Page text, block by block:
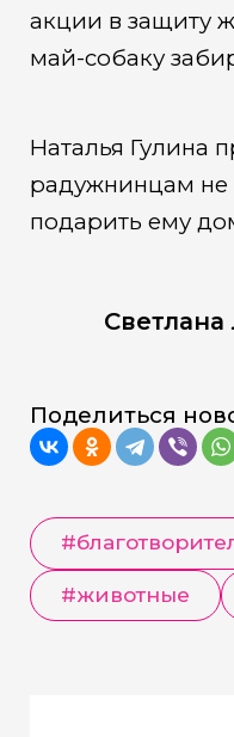
акции в защиту
май-собаку
Наталья Гулина
радужнинцам не
подарить ему
Светлана
Поделиться
#животные